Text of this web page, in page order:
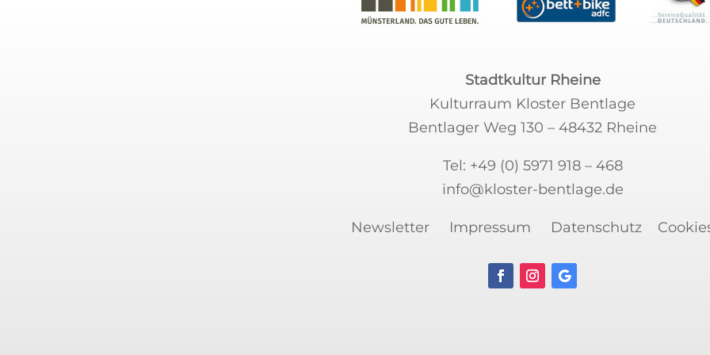
Stadtkultur Rheine
Kulturraum Kloster Bentlage
Bentlager Weg 130 – 48432 Rheine
Tel: +49 (0) 5971 918 – 468
info@kloster-bentlage.de
Newsletter Impressum Datenschutz